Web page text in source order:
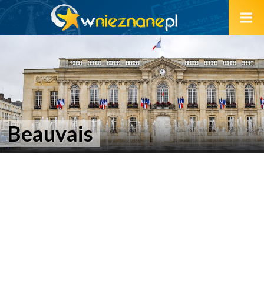
Beauvais